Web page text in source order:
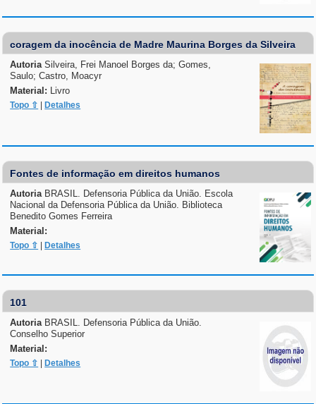
coragem da inocência de Madre Maurina Borges da Silveira
AutoriaSilveira, Frei Manoel Borges da; Gomes,
Saulo; Castro, Moacyr
Material:
Livro
Topo ⇧ Detalhes
Fontes de informação em direitos humanos
Autoria BRASIL. Defensoria Pública da União. Escola
Nacional da Defensoria Pública da União. Biblioteca
Benedito Gomes Ferreira
Material:
Topo ⇧ Detalhes
101
Autoria BRASIL. Defensoria Pública da União.
Conselho Superior
Material:
Topo ⇧ Detalhes